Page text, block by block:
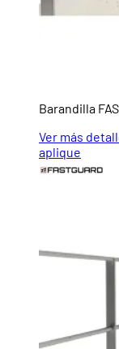
Barandilla
Ver más
aplique